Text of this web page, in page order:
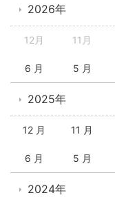
2026年
12月 11月
6 月 5 月
2025年
12 月 11 月
6 月 5 月
2024年